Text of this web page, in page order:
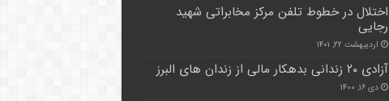
اختلال در خطوط تلفن مرکز مخابراتی شهید
رجایی
اردیبهشت ۲۲, ۱۴۰۱
آزادی ۲۰ زندانی بدهکار مالی از زندان های البرز
دی ۱۶, ۱۴۰۰